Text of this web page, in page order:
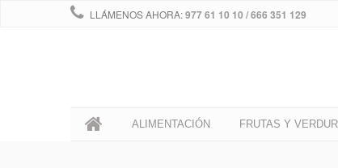
LLÁMENOS AHORA:977 61 10 10 / 666 351 129
ALIMENTACIÓN FRUTAS Y